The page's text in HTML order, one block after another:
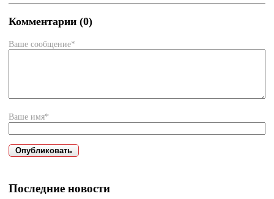
Комментарии (0)
Ваше сообщение*
Ваше имя*
Последние новости